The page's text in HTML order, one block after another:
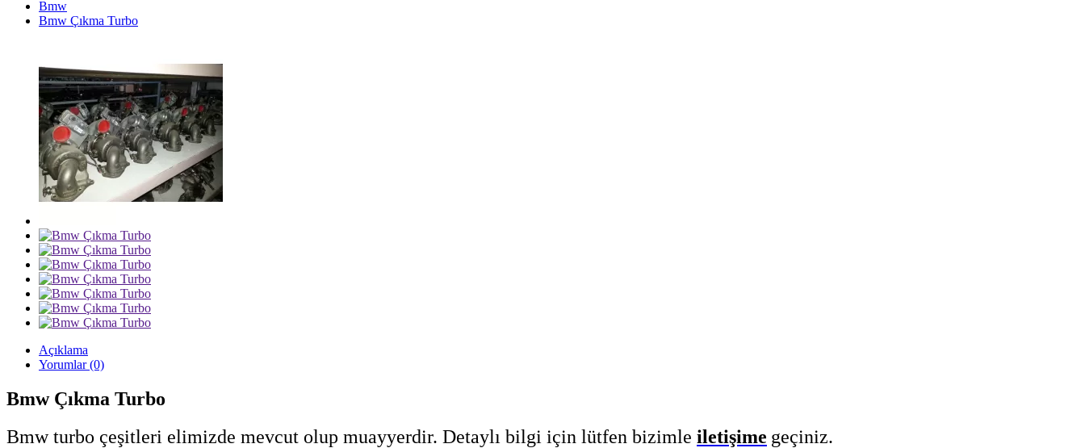
Bmw
Bmw Çıkma Turbo
Açıklama
Yorumlar (0)
Bmw Çıkma Turbo
Bmw turbo çeşitleri elimizde mevcut olup muayyerdir. Detaylı bilgi için lütfen bizimle iletişime geçiniz.